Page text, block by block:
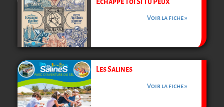
Voir la fiche »
Les Salines
Voir la fiche »